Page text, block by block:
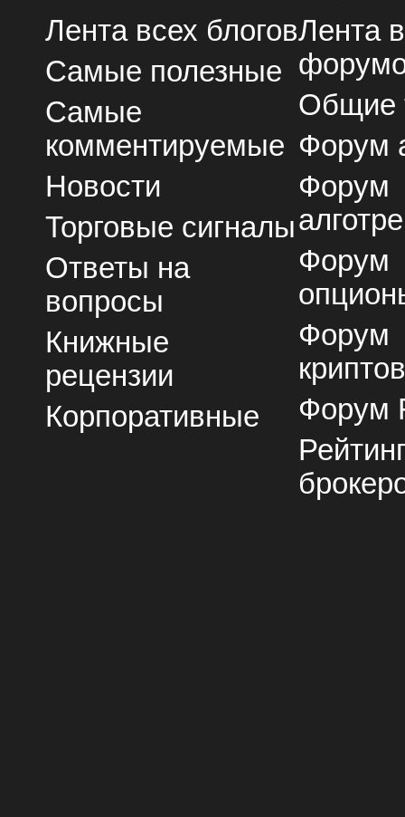
Лента всех блогов
Самые полезные
Самые
комментируемые
Новости
Торговые сигналы
Ответы на
вопросы
Книжные
рецензии
Корпоративные
Лента
Общие
Форум
Форум
Форум
Форум
Форум